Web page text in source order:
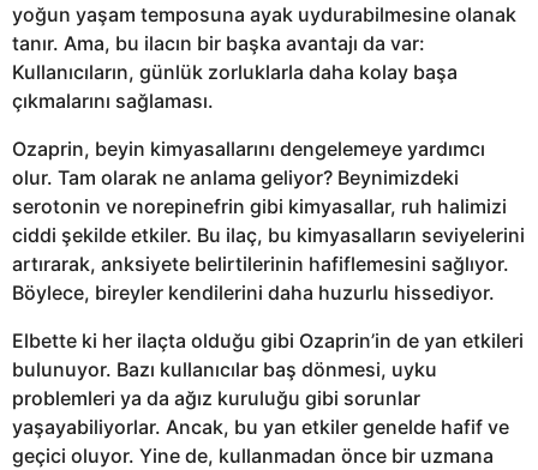
yoğun yaşam temposuna ayak uydurabilmesine olanak
tanır. Ama, bu ilacın bir başka avantajı da var:
Kullanıcıların, günlük zorluklarla daha kolay başa
çıkmalarını sağlaması.
Ozaprin, beyin kimyasallarını dengelemeye yardımcı
olur. Tam olarak ne anlama geliyor? Beynimizdeki
serotonin ve norepinefrin gibi kimyasallar, ruh halimizi
ciddi şekilde etkiler. Bu ilaç, bu kimyasalların seviyelerini
artırarak, anksiyete belirtilerinin hafiflemesini sağlıyor.
Böylece, bireyler kendilerini daha huzurlu hissediyor.
Elbette ki her ilaçta olduğu gibi Ozaprin’in de yan etkileri
bulunuyor. Bazı kullanıcılar baş dönmesi, uyku
problemleri ya da ağız kuruluğu gibi sorunlar
yaşayabiliyorlar. Ancak, bu yan etkiler genelde hafif ve
geçici oluyor. Yine de, kullanmadan önce bir uzmana